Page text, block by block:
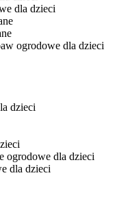
dla dzieci
ogrodowe dla dzieci
dzieci
ogrodowe dla dzieci
dla dzieci